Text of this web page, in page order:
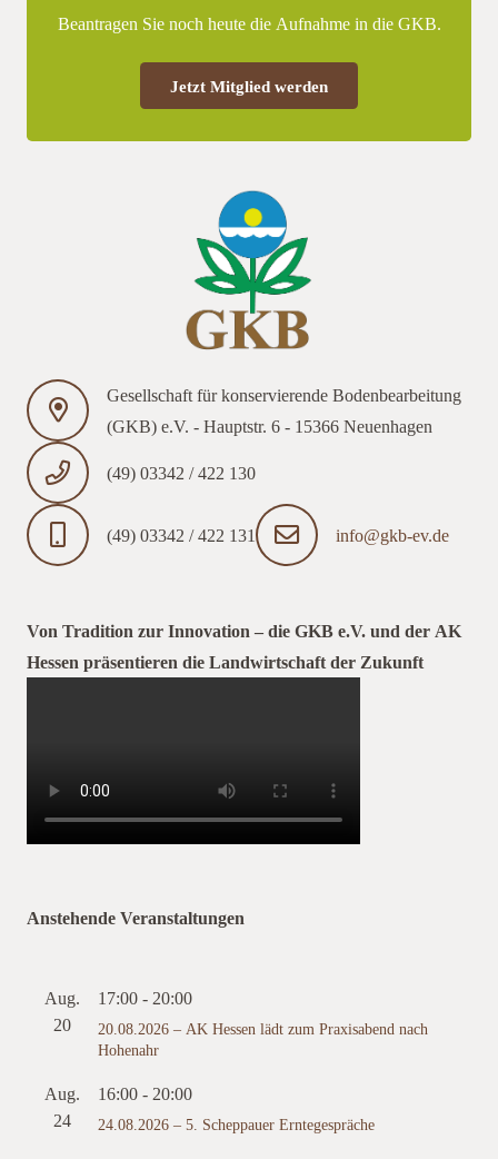
Beantragen Sie noch heute die Aufnahme in die GKB.
Jetzt Mitglied werden
Gesellschaft für konservierende Bodenbearbeitung
(GKB) e.V. - Hauptstr. 6 - 15366 Neuenhagen
(49) 03342 / 422 130
(49) 03342 / 422 131 info@gkb-ev.de
Von Tradition zur Innovation – die GKB e.V. und der AK
Hessen präsentieren die Landwirtschaft der Zukunft
Anstehende Veranstaltungen
Aug.
20
17:00-20:00
20.08.2026 – AK Hessen lädt zum Praxisabend nach
Hohenahr
Aug.
24
16:00-20:00
24.08.2026 – 5. Scheppauer Erntegespräche